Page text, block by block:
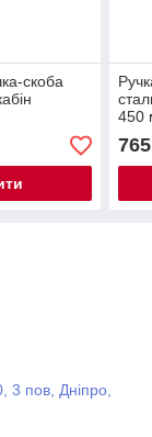
скоба
450
мм
765
пов, Дніпро,